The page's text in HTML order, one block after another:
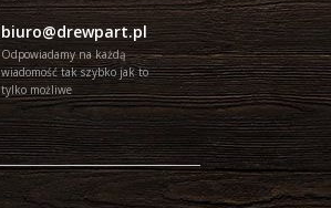
biuro@drewpart.pl
Odpowiadamy na każdą
wiadomość tak szybko jak to
tylko możliwe